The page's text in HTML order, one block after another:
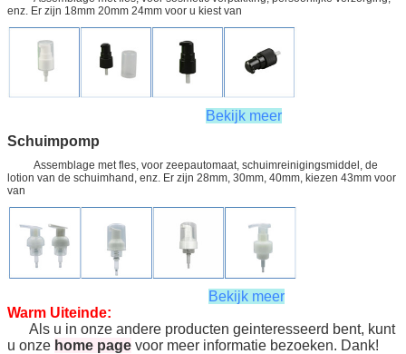
enz. Er zijn 18mm 20mm 24mm voor u kiest van
Bekijk meer
Schuimpomp
Assemblage met fles, voor zeepautomaat, schuimreinigingsmiddel, de
lotion van de schuimhand, enz. Er zijn 28mm, 30mm, 40mm, kiezen 43mm voor
van
Bekijk meer
Warm Uiteinde:
Als u in onze andere producten geinteresseerd bent, kunt
u onze home page voor meer informatie bezoeken. Dank!